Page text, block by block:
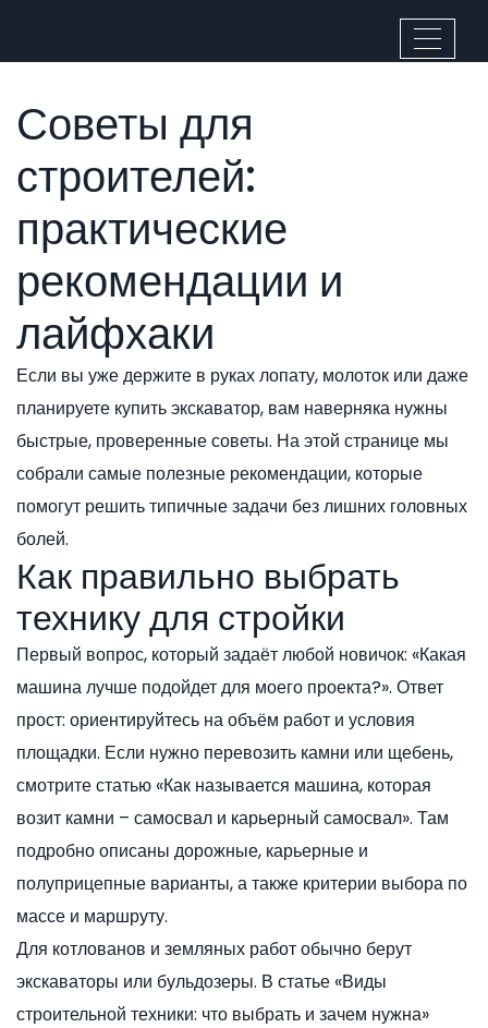
Советы для
строителей:
практические
рекомендации и
лайфхаки
Если вы уже держите в руках лопату, молоток или даже
планируете купить экскаватор, вам наверняка нужны
быстрые, проверенные советы. На этой странице мы
собрали самые полезные рекомендации, которые
помогут решить типичные задачи без лишних головных
болей.
Как правильно выбрать
технику для стройки
Первый вопрос, который задаёт любой новичок: «Какая
машина лучше подойдет для моего проекта?». Ответ
прост: ориентируйтесь на объём работ и условия
площадки. Если нужно перевозить камни или щебень,
смотрите статью «Как называется машина, которая
возит камни – самосвал и карьерный самосвал». Там
подробно описаны дорожные, карьерные и
полуприцепные варианты, а также критерии выбора по
массе и маршруту.
Для котлованов и земляных работ обычно берут
экскаваторы или бульдозеры. В статье «Виды
строительной техники: что выбрать и зачем нужна»